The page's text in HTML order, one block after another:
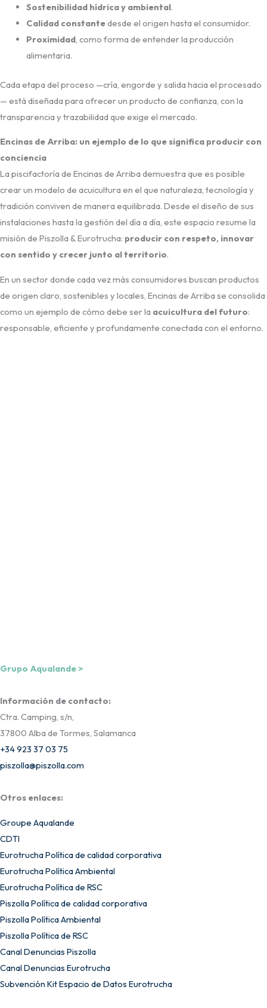
Sostenibilidad hídrica y ambiental.
Calidad constantedesde el origen hasta el consumidor.
Proximidad, como forma de entender la producción
alimentaria.
Cada etapa del proceso —cría, engorde y salida hacia el procesado
— está diseñada para ofrecer un producto de confianza, con la
transparencia y trazabilidad que exige el mercado.
Encinas de Arriba: un ejemplo de lo que significa producir con
conciencia
La piscifactoría de Encinas de Arriba demuestra que es posible
crear un modelo de acuicultura en el que naturaleza, tecnología y
tradición conviven de manera equilibrada. Desde el diseño de sus
instalaciones hasta la gestión del día a día, este espacio resume la
misión de Piszolla & Eurotrucha: producir con respeto, innovar
con sentido y crecer junto al territorio.
En un sector donde cada vez más consumidores buscan productos
de origen claro, sostenibles y locales, Encinas de Arriba se consolida
como un ejemplo de cómo debe ser la acuicultura del futuro:
responsable, eficiente y profundamente conectada con el entorno.
Grupo Aqualande >
Información de contacto:
Ctra. Camping, s/n,
37800 Alba de Tormes, Salamanca
+34 923 37 03 75
piszolla@piszolla.com
Otros enlaces:
Groupe Aqualande
CDTI
Eurotrucha Política de calidad corporativa
Eurotrucha Política Ambiental
Eurotrucha Política de RSC
Piszolla Política de calidad corporativa
Piszolla Política Ambiental
Piszolla Política de RSC
Canal Denuncias Piszolla
Canal Denuncias Eurotrucha
Subvención Kit Espacio de Datos Eurotrucha